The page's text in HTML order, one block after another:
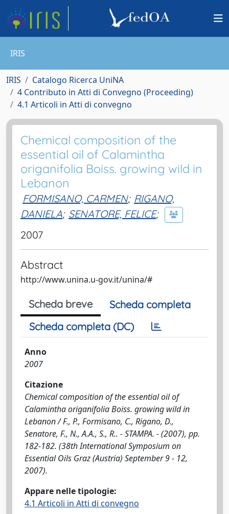
IRIS
IRIS
Catalogo Ricerca UniNA
4 Contributo in Atti di Convegno (Proceeding)
4.1 Articoli in Atti di convegno
Chemical composition of the
essential oil of Calamintha
origanifolia Boiss. growing wild in
Lebanon
FORMISANO, CARMEN; RIGANO,
DANIELA; SENATORE, FELICE;
2007
Abstract
http://www.unina.u-gov.it/unina/#
Scheda breve
Scheda completa
Scheda completa (DC)
Anno
2007
Citazione
Chemical composition of the essential oil of
Calamintha origanifolia Boiss. growing wild in
Lebanon / F., P., Formisano, C., Rigano, D.,
Senatore, F., N., A.A., S., R.. - STAMPA. - (2007), pp.
182-182. (38th International Symposium on
Essential Oils Graz (Austria) September 9 - 12,
2007).
Appare nelle tipologie:
4.1 Articoli in Atti di convegno